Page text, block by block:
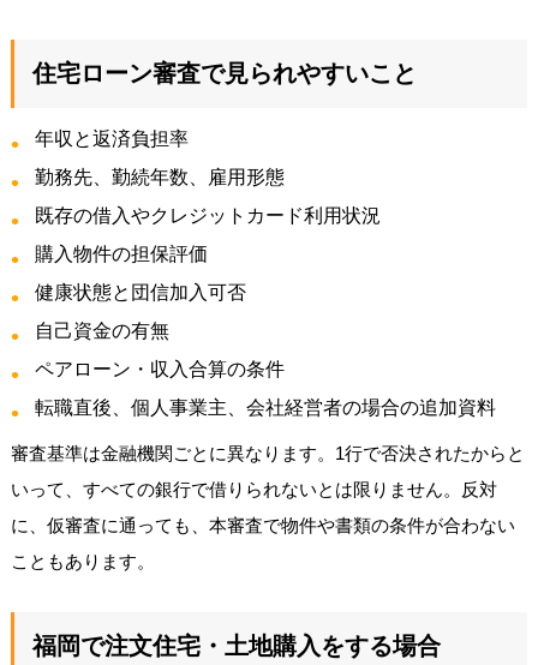
住宅ローン審査で見られやすいこと
年収と返済負担率
勤務先、勤続年数、雇用形態
既存の借入やクレジットカード利用状況
購入物件の担保評価
健康状態と団信加入可否
自己資金の有無
ペアローン・収入合算の条件
転職直後、個人事業主、会社経営者の場合の追加資料
審査基準は金融機関ごとに異なります。1行で否決されたからと
いって、すべての銀行で借りられないとは限りません。反対
に、仮審査に通っても、本審査で物件や書類の条件が合わない
こともあります。
福岡で注文住宅・土地購入をする場合